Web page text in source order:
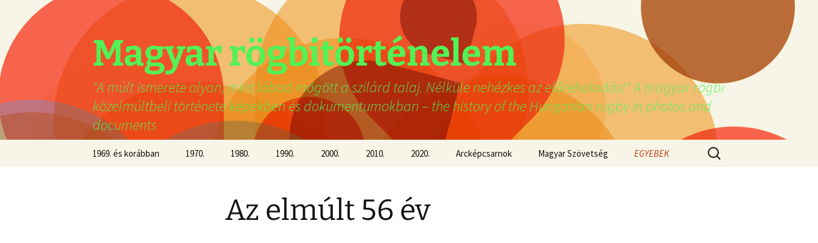
tartalomhoz
Magyar rögbitörténelem
"A múlt ismerete olyan, mint lábad mögött a szilárd talaj. Nélküle nehézkes az előrehaladás!" A magyar rögbi
közelmúltbeli története képekben és dokumentumokban – the history of the Hungarian rugby in photos and
documents
1969. és korábban 1970. 1980.
1982.
1990.
1992.
2000.
2002.
2010.
2012.
2020.
2022.
Arcképcsarnok Magyar Szövetség EGYEBEK
Keresés:
Az elmúlt 56 év